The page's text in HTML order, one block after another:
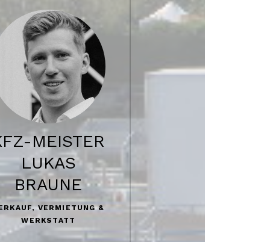
MEISTER
LUKAS
BRAUNE
VERMIETUNG &
WERKSTATT